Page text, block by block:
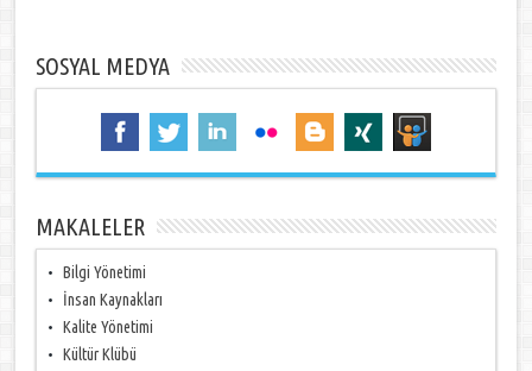
SOSYAL MEDYA
MAKALELER
Bilgi Yönetimi
İnsan Kaynakları
Kalite Yönetimi
Kültür Klübü